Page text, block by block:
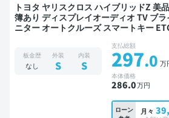
トヨタ ヤリスクロス ハイブリッドZ 美品 禁煙車 整備記録
簿あり ディスプレイオーディオ TV ブ
ニター オートクルーズ スマートキー
板金歴
なし
外装
S
内装
S
支払総額
297.0 万
本体価格
286.0万円
ローン
月々